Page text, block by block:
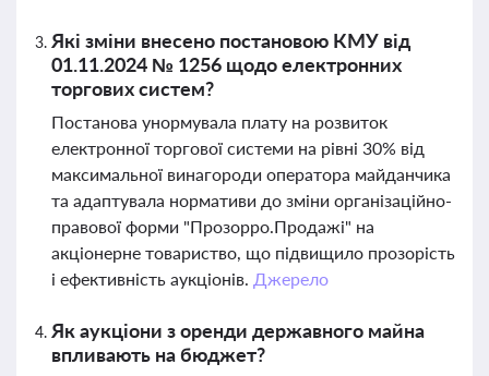
Які зміни внесено постановою КМУ від
01.11.2024 № 1256 щодо електронних
торгових систем?
Постанова унормувала плату на розвиток
електронної торгової системи на рівні 30% від
максимальної винагороди оператора майданчика
та адаптувала нормативи до зміни організаційно-
правової форми "Прозорро.Продажі" на
акціонерне товариство, що підвищило прозорість
і ефективність аукціонів. Джерело
Як аукціони з оренди державного майна
впливають на бюджет?